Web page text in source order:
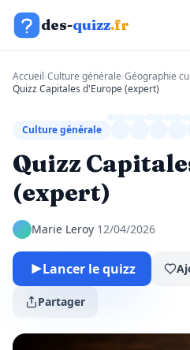
Aller au contenu
des-quizz.fr
Accueil›Culture générale›Géographie
Quizz Capitales d'Europe (expert)
Culture générale
Quizz
(expert)
Marie Leroy·12/04/2026
Lancer le quizz
Partager